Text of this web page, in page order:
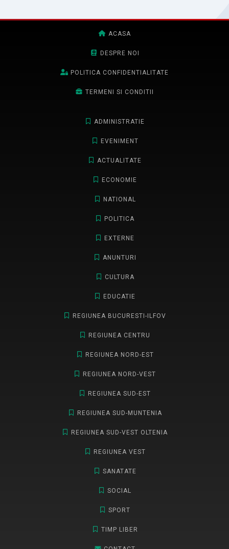
ACASA
DESPRE NOI
POLITICA CONFIDENTIALITATE
TERMENI SI CONDITII
ADMINISTRATIE
EVENIMENT
ACTUALITATE
ECONOMIE
NATIONAL
POLITICA
EXTERNE
ANUNTURI
CULTURA
EDUCATIE
REGIUNEA BUCURESTI-ILFOV
REGIUNEA CENTRU
REGIUNEA NORD-EST
REGIUNEA NORD-VEST
REGIUNEA SUD-EST
REGIUNEA SUD-MUNTENIA
REGIUNEA SUD-VEST OLTENIA
REGIUNEA VEST
SANATATE
SOCIAL
SPORT
TIMP LIBER